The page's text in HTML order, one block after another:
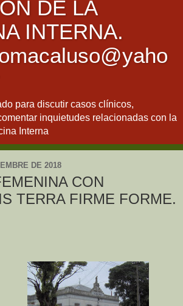
DE LA
INTERNA.
para discutir casos clínicos,
inquietudes relacionadas con la
Interna
DE 2018
CON
TERRA FIRME FORME.